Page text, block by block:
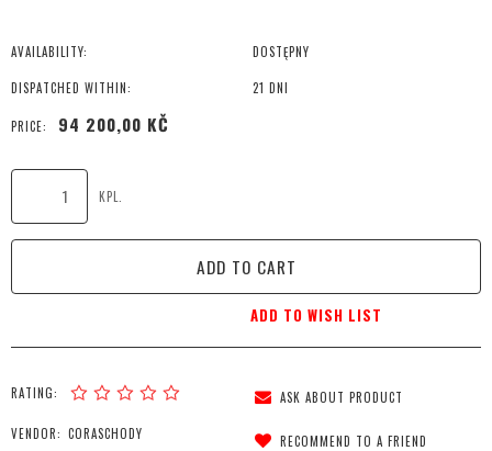
AVAILABILITY: DOSTĘPNY
DISPATCHED WITHIN: 21 DNI
PRICE: 94 200,00 KČ
KPL.
ADD TO CART
ADD TO WISH LIST
RATING:
VENDOR: CORASCHODY
ASK ABOUT PRODUCT
RECOMMEND TO A FRIEND